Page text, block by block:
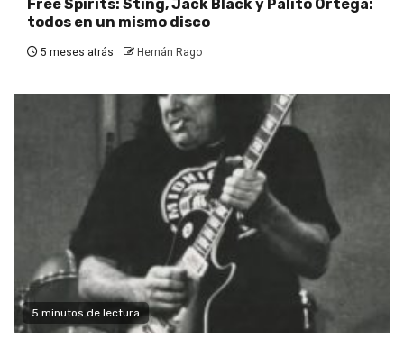
Free Spirits: Sting, Jack Black y Palito Ortega:
todos en un mismo disco
5 meses atrás Hernán Rago
5 minutos de lectura